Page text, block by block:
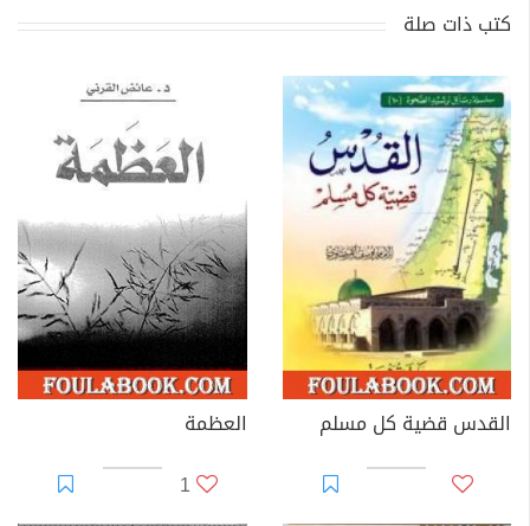
كتب ذات صلة
القدس قضية كل مسلم
العظمة
1